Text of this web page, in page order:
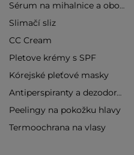
Sérum na mihalnice a obočie
Slimačí sliz
CC Cream
Pletove krémy s SPF
Kórejské pleťové masky
Antiperspiranty a dezodoranty
Peelingy na pokožku hlavy
Termoochrana na vlasy